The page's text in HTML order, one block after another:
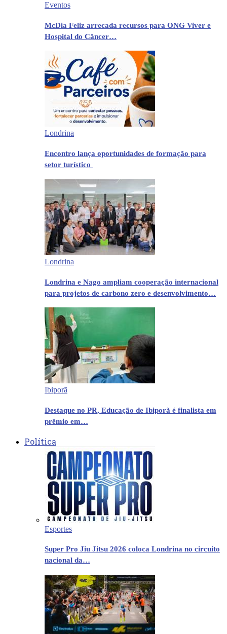
Eventos
McDia Feliz arrecada recursos para ONG Viver e
Hospital do Câncer…
Londrina
Encontro lança oportunidades de formação para
setor turístico
Londrina
Londrina e Nago ampliam cooperação internacional
para projetos de carbono zero e desenvolvimento…
Ibiporã
Destaque no PR, Educação de Ibiporã é finalista em
prêmio em…
Política
Esportes
Super Pro Jiu Jitsu 2026 coloca Londrina no circuito
nacional da…